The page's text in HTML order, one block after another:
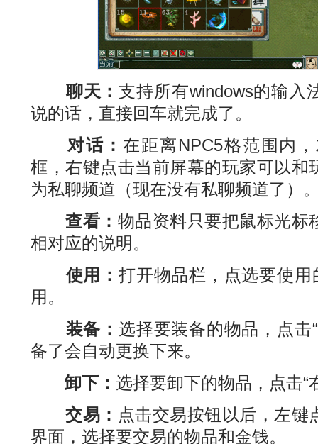
聊天： 支持所有windows的输入
说的话，直接回车就完成了。
对话： 在距离NPC5格范围内
框，右键点击当前屏幕的玩家可以和
为私聊频道（现在没有私聊频道了）
查看： 物品资料只要把鼠标光标
相对应的说明。
使用： 打开物品栏，点选要使用
用。
装备： 选择要装备的物品，点击
备了会自动更换下来。
卸下： 选择要卸下的物品，点击“
交易： 点击交易按钮以后，左键
界面，选择要交易的物品和金钱。